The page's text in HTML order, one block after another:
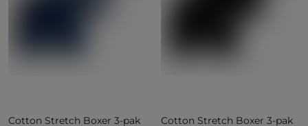
Cotton Stretch Boxer 3-pak Cotton Stretch Boxer 3-pak